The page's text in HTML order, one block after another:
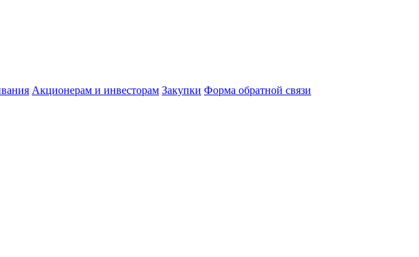
Акционерам и инвесторам Закупки Форма обратной связи